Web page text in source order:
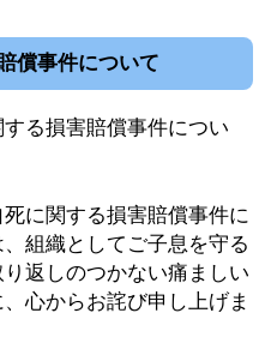
償事件について
る損害賠償事件につい
に関する損害賠償事件に
組織としてご子息を守る
返しのつかない痛ましい
心からお詫び申し上げま